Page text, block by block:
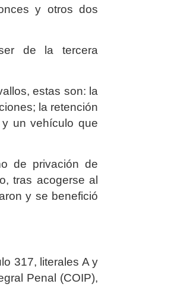
y otros dos
de la tercera
estas son: la
la retención
un vehículo que
de privación de
tras acogerse al
y se benefició
317, literales A y
Penal (COIP),